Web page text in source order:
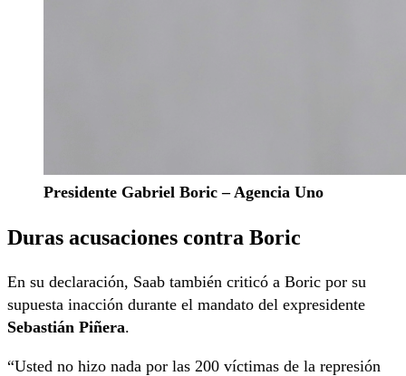
Presidente Gabriel Boric – Agencia Uno
Duras acusaciones contra Boric
En su declaración, Saab también criticó a Boric por su
supuesta inacción durante el mandato del expresidente
Sebastián Piñera.
“Usted no hizo nada por las 200 víctimas de la represión